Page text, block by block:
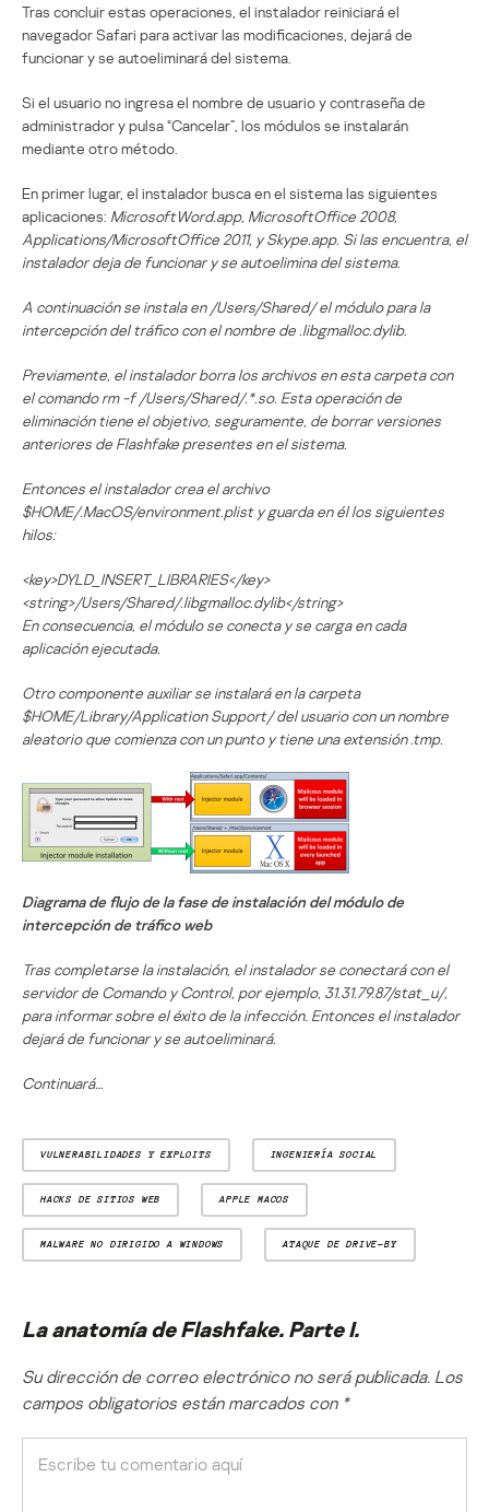
Tras concluir estas operaciones, el instalador reiniciará el
navegador Safari para activar las modificaciones, dejará de
funcionar y se autoeliminará del sistema.
Si el usuario no ingresa el nombre de usuario y contraseña de
administrador y pulsa “Cancelar”, los módulos se instalarán
mediante otro método.
En primer lugar, el instalador busca en el sistema las siguientes
aplicaciones: MicrosoftWord.app, MicrosoftOffice 2008,
Applications/MicrosoftOffice 2011, ySkype.app. Si las encuentra, el
instalador deja de funcionar y se autoelimina del sistema.
A continuación se instala en /Users/Shared/ el módulo para la
intercepción del tráfico con el nombre de .libgmalloc.dylib.
Previamente, el instalador borra los archivos en esta carpeta con
el comando rm -f /Users/Shared/.*.so. Esta operación de
eliminación tiene el objetivo, seguramente, de borrar versiones
anteriores de Flashfake presentes en el sistema.
Entonces el instalador crea el archivo
$HOME/.MacOS/environment.plisty guarda en él los siguientes
hilos:
<key>DYLD_INSERT_LIBRARIES</key>
<string>/Users/Shared/.libgmalloc.dylib</string>
En consecuencia, el módulo se conecta y se carga en cada
aplicación ejecutada.
Otro componente auxiliar se instalará en la carpeta
$HOME/Library/Application Support/ del usuario con un nombre
aleatorio que comienza con un punto y tiene una extensión .tmp.
Diagrama de flujo de la fase de instalación del módulo de
intercepción de tráfico web
Tras completarse la instalación, el instalador se conectará con el
servidor de Comando y Control, por ejemplo, 31.31.79.87/stat_u/,
para informar sobre el éxito de la infección. Entonces el instalador
dejará de funcionar y se autoeliminará.
Continuará…
VULNERABILIDADES Y EXPLOITS INGENIERÍA SOCIAL
HACKS DE SITIOS WEB APPLE MACOS
MALWARE NO DIRIGIDO A WINDOWS ATAQUE DE DRIVE-BY
La anatomía de Flashfake. Parte I.
Su dirección de correo electrónico no será publicada. Los
campos obligatorios están marcados con *